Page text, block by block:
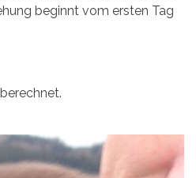
beginnt vom ersten Tag